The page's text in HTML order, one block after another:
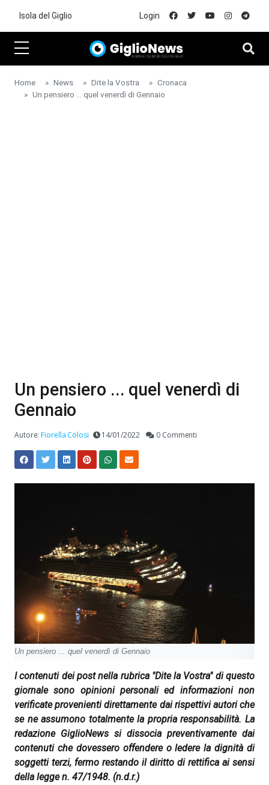
Isola del Giglio Login
Home News Dite la Vostra
Cronaca
Un pensiero ... quel venerdì di Gennaio
Un pensiero ... quel venerdì di
Gennaio
Autore:Fiorella Colosi 14/01/2022 0 Commenti
Un pensiero ... quel venerdì di Gennaio
I contenuti dei post nella rubrica "Dite la Vostra" di questo
giornale sono opinioni personali ed informazioni non
verificate provenienti direttamente dai rispettivi autori che
se ne assumono totalmente la propria responsabilità. La
redazione GiglioNews si dissocia preventivamente dai
contenuti che dovessero offendere o ledere la dignità di
soggetti terzi, fermo restando il diritto di rettifica ai sensi
della legge n. 47/1948. (n.d.r.)